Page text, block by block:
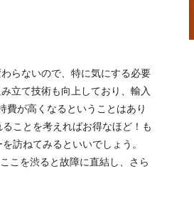
らないので、特に気にする必要
立て技術も向上しており、輸入
費が高くなるということはあり
ことを考えればお得なほど！も
訪ねてみるといいでしょう。
こを渋ると故障に直結し、さら